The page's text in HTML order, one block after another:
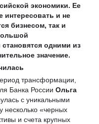
экономики. Ее
интересовать и не
бизнесом, так и
одними из
значение.
трансформации,
Банка России Ольга
с уникальными
несколько «черных
и счета крупных